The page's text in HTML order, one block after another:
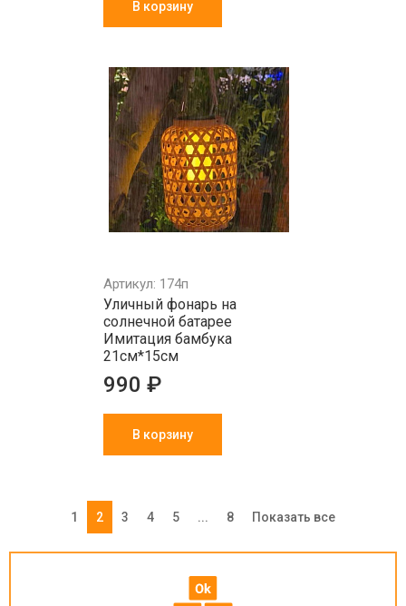
В корзину
Артикул: 174п
Уличный фонарь на
солнечной батарее
Имитация бамбука
21см*15см
990 ₽
В корзину
1 2 3 4 5 ... 8 Показать все